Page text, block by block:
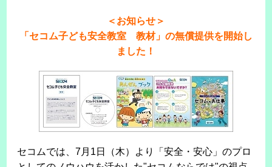
＜お知らせ＞
「セコム子ども安全教室 教材」の無償提供を開始し
ました！
セコムでは、7月1日（木）より「安全・安心」のプロ